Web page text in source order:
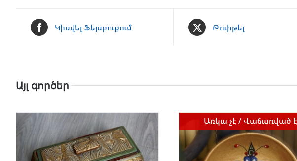
Կիսվել Ֆեյսբուքում Թուիթել
Այլ գործեր
Առկա չէ / Վաճառված է